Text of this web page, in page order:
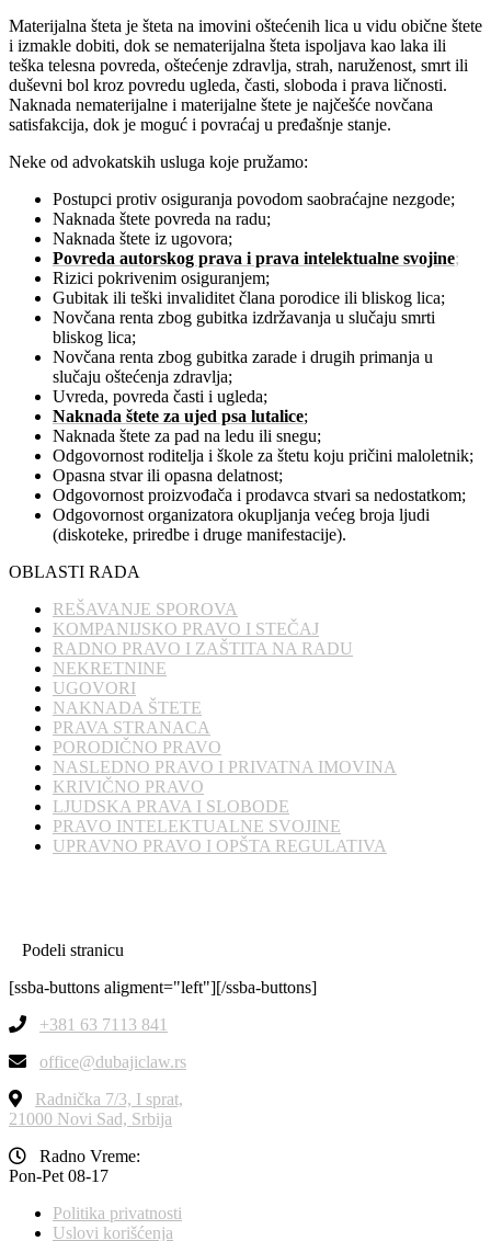
Materijalna šteta je šteta na imovini oštećenih lica u vidu obične štete
i izmakle dobiti, dok se nematerijalna šteta ispoljava kao laka ili
teška telesna povreda, oštećenje zdravlja, strah, naruženost, smrt ili
duševni bol kroz povredu ugleda, časti, sloboda i prava ličnosti.
Naknada nematerijalne i materijalne štete je najčešće novčana
satisfakcija, dok je moguć i povraćaj u pređašnje stanje.
Neke od advokatskih usluga koje pružamo:
Postupci protiv osiguranja povodom saobraćajne nezgode;
Naknada štete povreda na radu;
Naknada štete iz ugovora;
Povreda autorskog prava i prava intelektualne svojine;
Rizici pokrivenim osiguranjem;
Gubitak ili teški invaliditet člana porodice ili bliskog lica;
Novčana renta zbog gubitka izdržavanja u slučaju smrti
bliskog lica;
Novčana renta zbog gubitka zarade i drugih primanja u
slučaju oštećenja zdravlja;
Uvreda, povreda časti i ugleda;
Naknada štete za ujed psa lutalice;
Naknada štete za pad na ledu ili snegu;
Odgovornost roditelja i škole za štetu koju pričini maloletnik;
Opasna stvar ili opasna delatnost;
Odgovornost proizvođača i prodavca stvari sa nedostatkom;
Odgovornost organizatora okupljanja većeg broja ljudi
(diskoteke, priredbe i druge manifestacije).
OBLASTI RADA
REŠAVANJE SPOROVA
KOMPANIJSKO PRAVO I STEČAJ
RADNO PRAVO I ZAŠTITA NA RADU
NEKRETNINE
UGOVORI
NAKNADA ŠTETE
PRAVA STRANACA
PORODIČNO PRAVO
NASLEDNO PRAVO I PRIVATNA IMOVINA
KRIVIČNO PRAVO
LJUDSKA PRAVA I SLOBODE
PRAVO INTELEKTUALNE SVOJINE
UPRAVNO PRAVO I OPŠTA REGULATIVA
Podeli stranicu
[ssba-buttons aligment="left"][/ssba-buttons]
+381 63 7113 841
office@dubajiclaw.rs
Radnička 7/3, I sprat,
21000 Novi Sad, Srbija
Radno Vreme:
Pon-Pet 08-17
Politika privatnosti
Uslovi korišćenja